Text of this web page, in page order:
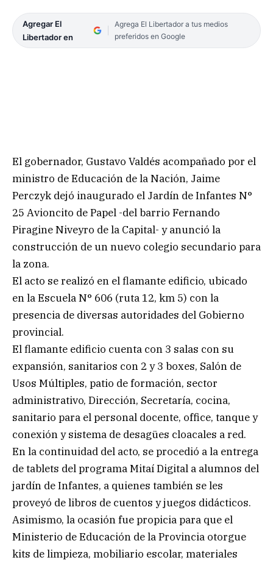
Agregar El
Libertador en
Agrega El Libertador a tus medios
preferidos en Google
El gobernador, Gustavo Valdés acompañado por el
ministro de Educación de la Nación, Jaime
Perczyk dejó inaugurado el Jardín de Infantes N°
25 Avioncito de Papel -del barrio Fernando
Piragine Niveyro de la Capital- y anunció la
construcción de un nuevo colegio secundario para
la zona.
El acto se realizó en el flamante edificio, ubicado
en la Escuela N° 606 (ruta 12, km 5) con la
presencia de diversas autoridades del Gobierno
provincial.
El flamante edificio cuenta con 3 salas con su
expansión, sanitarios con 2 y 3 boxes, Salón de
Usos Múltiples, patio de formación, sector
administrativo, Dirección, Secretaría, cocina,
sanitario para el personal docente, office, tanque y
conexión y sistema de desagües cloacales a red.
En la continuidad del acto, se procedió a la entrega
de tablets del programa Mitaí Digital a alumnos del
jardín de Infantes, a quienes también se les
proveyó de libros de cuentos y juegos didácticos.
Asimismo, la ocasión fue propicia para que el
Ministerio de Educación de la Provincia otorgue
kits de limpieza, mobiliario escolar, materiales